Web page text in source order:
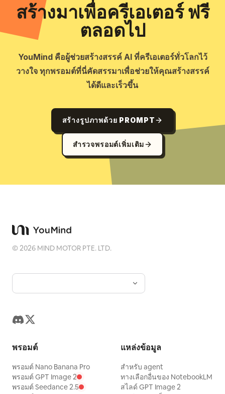
สร้างมาเพื่อครีเอเตอร์ ฟรี
ตลอดไป
YouMind คือผู้ช่วยสร้างสรรค์ AI ที่ครีเอเตอร์ทั่วโลกไว้
วางใจ ทุกพรอมต์ที่นี่คัดสรรมาเพื่อช่วยให้คุณสร้างสรรค์
ได้ดีและเร็วขึ้น
สร้างรูปภาพด้วย PROMPT
สำรวจพรอมต์เพิ่มเติม
©2026 MIND MOTOR PTE. LTD.
พรอมต์
พรอมต์ Nano Banana Pro
พรอมต์ GPT Image 2
พรอมต์ Seedance 2.5
แหล่งข้อมูล
สำหรับ agent
ทางเลือกอื่นของ NotebookLM
สไลด์ GPT Image 2